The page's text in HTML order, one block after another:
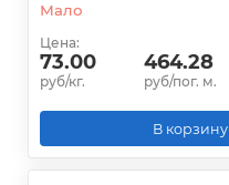
Мало
Цена:
73.00
руб/кг.
464.28
руб/пог. м.
В корзину